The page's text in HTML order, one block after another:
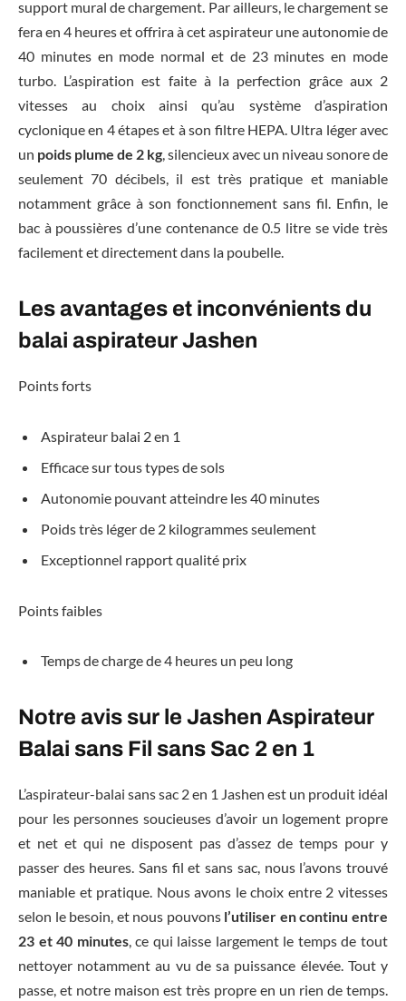
support mural de chargement. Par ailleurs, le chargement se
fera en 4 heures et offrira à cet aspirateur une autonomie de
40 minutes en mode normal et de 23 minutes en mode
turbo. L’aspiration est faite à la perfection grâce aux 2
vitesses au choix ainsi qu’au système d’aspiration
cyclonique en 4 étapes et à son filtre HEPA. Ultra léger avec
un poids plume de 2 kg, silencieux avec un niveau sonore de
seulement 70 décibels, il est très pratique et maniable
notamment grâce à son fonctionnement sans fil. Enfin, le
bac à poussières d’une contenance de 0.5 litre se vide très
facilement et directement dans la poubelle.
Les avantages et inconvénients du
balai aspirateur Jashen
Points forts
Aspirateur balai 2 en 1
Efficace sur tous types de sols
Autonomie pouvant atteindre les 40 minutes
Poids très léger de 2 kilogrammes seulement
Exceptionnel rapport qualité prix
Points faibles
Temps de charge de 4 heures un peu long
Notre avis sur le Jashen Aspirateur
Balai sans Fil sans Sac 2 en 1
L’aspirateur-balai sans sac 2 en 1 Jashen est un produit idéal
pour les personnes soucieuses d’avoir un logement propre
et net et qui ne disposent pas d’assez de temps pour y
passer des heures. Sans fil et sans sac, nous l’avons trouvé
maniable et pratique. Nous avons le choix entre 2 vitesses
selon le besoin, et nous pouvons l’utiliser en continu entre
23 et 40 minutes, ce qui laisse largement le temps de tout
nettoyer notamment au vu de sa puissance élevée. Tout y
passe, et notre maison est très propre en un rien de temps.